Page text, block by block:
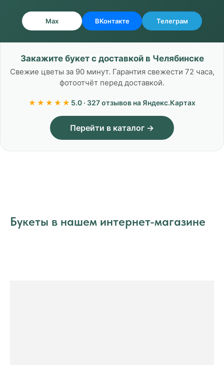
Max ВКонтакте Телеграм
Закажите букет с доставкой в Челябинске
Свежие цветы за 90 минут. Гарантия свежести 72 часа,
фотоотчёт перед доставкой.
★★★★★ 5.0 · 327 отзывов на Яндекс.Картах
Перейти в каталог →
Букеты в нашем интернет-магазине